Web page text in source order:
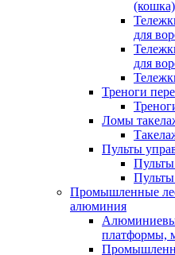
(кошка)
для
для
Треноги
Ломы
Пульты
Промышленные
алюминия
платформы,